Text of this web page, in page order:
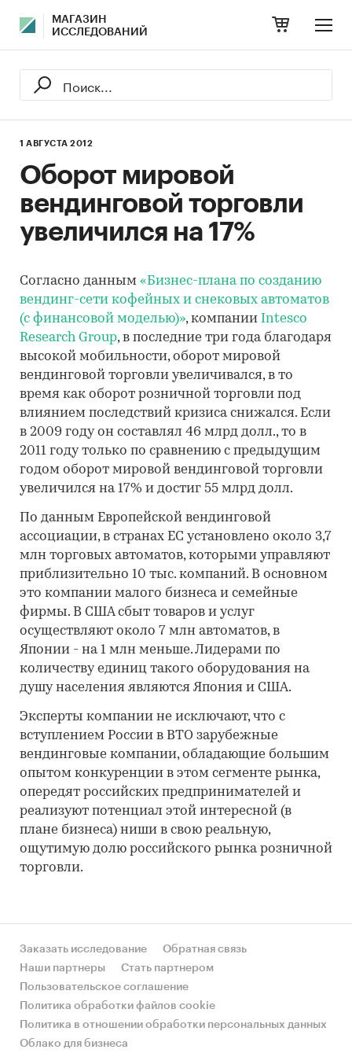
МАГАЗИН
ИССЛЕДОВАНИЙ
1 АВГУСТА 2012
Оборот мировой
вендинговой торговли
увеличился на 17%
Согласно данным «Бизнес-плана по созданию
вендинг-сети кофейных и снековых автоматов
(с финансовой моделью)», компании Intesco
Research Group, в последние три года благодаря
высокой мобильности, оборот мировой
вендинговой торговли увеличивался, в то
время как оборот розничной торговли под
влиянием последствий кризиса снижался. Если
в 2009 году он составлял 46 млрд долл., то в
2011 году только по сравнению с предыдущим
годом оборот мировой вендинговой торговли
увеличился на 17% и достиг 55 млрд долл.
По данным Европейской вендинговой
ассоциации, в странах ЕС установлено около 3,7
млн торговых автоматов, которыми управляют
приблизительно 10 тыс. компаний. В основном
это компании малого бизнеса и семейные
фирмы. В США сбыт товаров и услуг
осуществляют около 7 млн автоматов, в
Японии - на 1 млн меньше. Лидерами по
количеству единиц такого оборудования на
душу населения являются Япония и США.
Эксперты компании не исключают, что с
вступлением России в ВТО зарубежные
вендинговые компании, обладающие большим
опытом конкуренции в этом сегменте рынка,
опередят российских предпринимателей и
реализуют потенциал этой интересной (в
плане бизнеса) ниши в свою реальную,
ощутимую долю российского рынка розничной
торговли.
Заказать исследование
Обратная связь
Наши партнеры
Стать партнером
Пользовательское соглашение
Политика обработки файлов cookie
Политика в отношении обработки персональных данных
Облако для бизнеса